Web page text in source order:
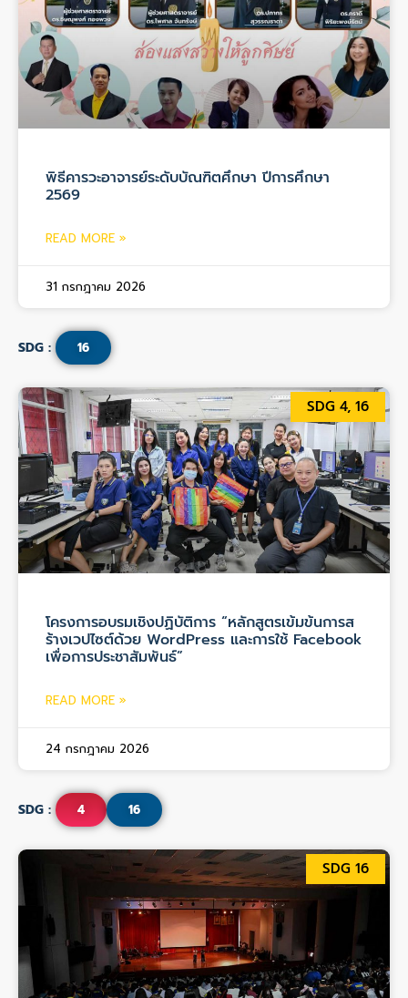
พิธีคารวะอาจารย์ระดับบัณฑิตศึกษา ปีการศึกษา
2569
READ MORE »
31 กรกฎาคม 2026
SDG : 16
SDG 4, 16
โครงการอบรมเชิงปฏิบัติการ “หลักสูตรเข้มข้นการส
ร้างเวปไซต์ด้วย WordPress และการใช้ Facebook
เพื่อการประชาสัมพันธ์”
READ MORE »
24 กรกฎาคม 2026
SDG : 4 16
SDG 16